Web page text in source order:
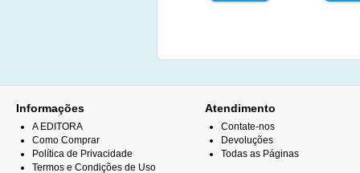
Informações
A EDITORA
Como Comprar
Política de Privacidade
Termos e Condições de Uso
Atendimento
Contate-nos
Devoluções
Todas as Páginas